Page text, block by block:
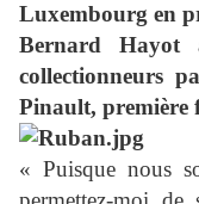
Luxembourg en
Bernard Hayot
collectionneurs
Pinault, première
« Puisque nous